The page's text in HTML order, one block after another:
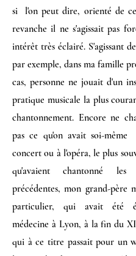
si l'on peut dire, orienté de
revanche il ne s'agissait pas
intérêt très éclairé. S'agissant
par exemple, dans ma famille
cas, personne ne jouait d'un
pratique musicale la plus
chantonnement. Encore ne
pas ce qu'on avait soi-même
concert ou à l'opéra, le plus
qu'avaient chantonné les
précédentes, mon grand-père
particulier, qui avait été
médecine à Lyon, à la fin du
qui à ce titre passait pour un